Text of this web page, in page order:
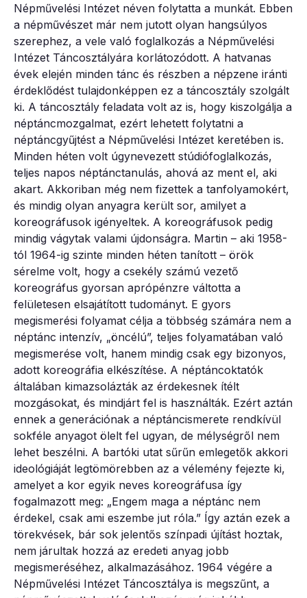
Népművelési Intézet néven folytatta a munkát. Ebben
a népművészet már nem jutott olyan hangsúlyos
szerephez, a vele való foglalkozás a Népművelési
Intézet Táncosztályára korlátozódott. A hatvanas
évek elején minden tánc és részben a népzene iránti
érdeklődést tulajdonképpen ez a táncosztály szolgált
ki. A táncosztály feladata volt az is, hogy kiszolgálja a
néptáncmozgalmat, ezért lehetett folytatni a
néptáncgyűjtést a Népművelési Intézet keretében is.
Minden héten volt úgynevezett stúdiófoglalkozás,
teljes napos néptánctanulás, ahová az ment el, aki
akart. Akkoriban még nem fizettek a tanfolyamokért,
és mindig olyan anyagra került sor, amilyet a
koreográfusok igényeltek. A koreográfusok pedig
mindig vágytak valami újdonságra. Martin – aki 1958-
tól 1964-ig szinte minden héten tanított – örök
sérelme volt, hogy a csekély számú vezető
koreográfus gyorsan aprópénzre váltotta a
felületesen elsajátított tudományt. E gyors
megismerési folyamat célja a többség számára nem a
néptánc intenzív, „öncélú”, teljes folyamatában való
megismerése volt, hanem mindig csak egy bizonyos,
adott koreográfia elkészítése. A néptáncoktatók
általában kimazsolázták az érdekesnek ítélt
mozgásokat, és mindjárt fel is használták. Ezért aztán
ennek a generációnak a néptáncismerete rendkívül
sokféle anyagot ölelt fel ugyan, de mélységről nem
lehet beszélni. A bartóki utat sűrűn emlegetők akkori
ideológiáját legtömörebben az a vélemény fejezte ki,
amelyet a kor egyik neves koreográfusa így
fogalmazott meg: „Engem maga a néptánc nem
érdekel, csak ami eszembe jut róla.” Így aztán ezek a
törekvések, bár sok jelentős színpadi újítást hoztak,
nem járultak hozzá az eredeti anyag jobb
megismeréséhez, alkalmazásához. 1964 végére a
Népművelési Intézet Táncosztálya is megszűnt, a